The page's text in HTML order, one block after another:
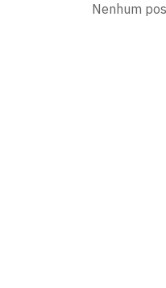
Nenhum